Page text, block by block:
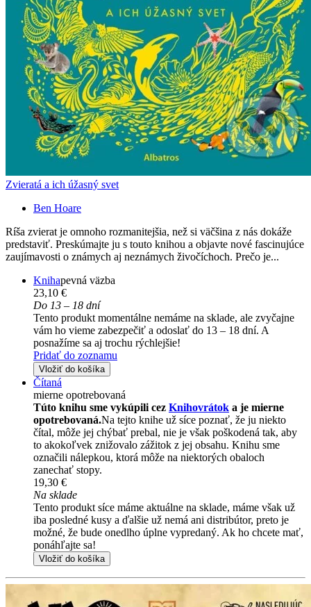
Zvieratá a ich úžasný svet
Ben Hoare
Ríša zvierat je omnoho rozmanitejšia, než si väčšina z nás dokáže
predstaviť. Preskúmajte ju s touto knihou a objavte nové fascinujúce
zaujímavosti o známych aj neznámych živočíchoch. Prečo je...
Knihapevná väzba
23,10 €
Do 13 – 18 dní
Tento produkt momentálne nemáme na sklade, ale zvyčajne
vám ho vieme zabezpečiť a odoslať do 13 – 18 dní. A
posnažíme sa aj trochu rýchlejšie!
Pridať do zoznamu
Vložiť do košíka
Čítaná
mierne opotrebovaná
Túto knihu sme vykúpili cez Knihovrátok a je mierne
opotrebovaná.Na tejto knihe už síce poznať, že ju niekto
čítal, môže jej chýbať prebal, nie je však poškodená tak, aby
to akokoľvek znižovalo zážitok z jej obsahu. Knihu sme
označili nálepkou, ktorá môže na niektorých obaloch
zanechať stopy.
19,30 €
Na sklade
Tento produkt síce máme aktuálne na sklade, máme však už
iba posledné kusy a ďalšie už nemá ani distribútor, preto je
možné, že bude onedlho úplne vypredaný. Ak ho chcete mať,
ponáhľajte sa!
Vložiť do košíka